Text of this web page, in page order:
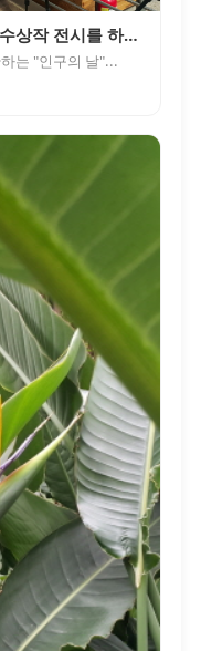
"행복더하기 UCC&사진공모전" 수상작 전시를 하고 있어요
는 "인구의 날"...